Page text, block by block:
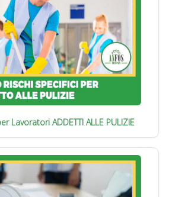
Lavoratori ADDETTI ALLE PULIZIE